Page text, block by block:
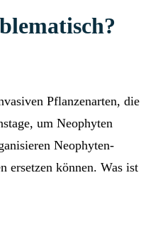
Pflanzenarten, die
um Neophyten
Neophyten-
ersetzen können. Was ist